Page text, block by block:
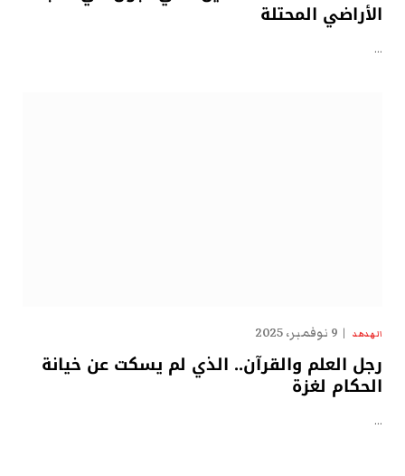
الأراضي المحتلة
…
الهدهد 9 نوفمبر، 2025
رجل العلم والقرآن.. الذي لم يسكت عن خيانة
الحكام لغزة
…